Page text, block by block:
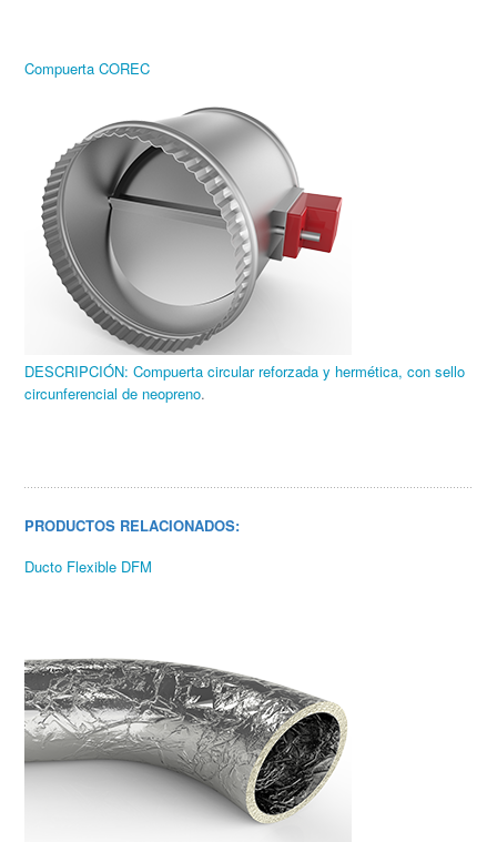
Compuerta COREC
DESCRIPCIÓN: Compuerta circular reforzada y hermética, con sello
circunferencial de neopreno.
PRODUCTOS RELACIONADOS:
Ducto Flexible DFM